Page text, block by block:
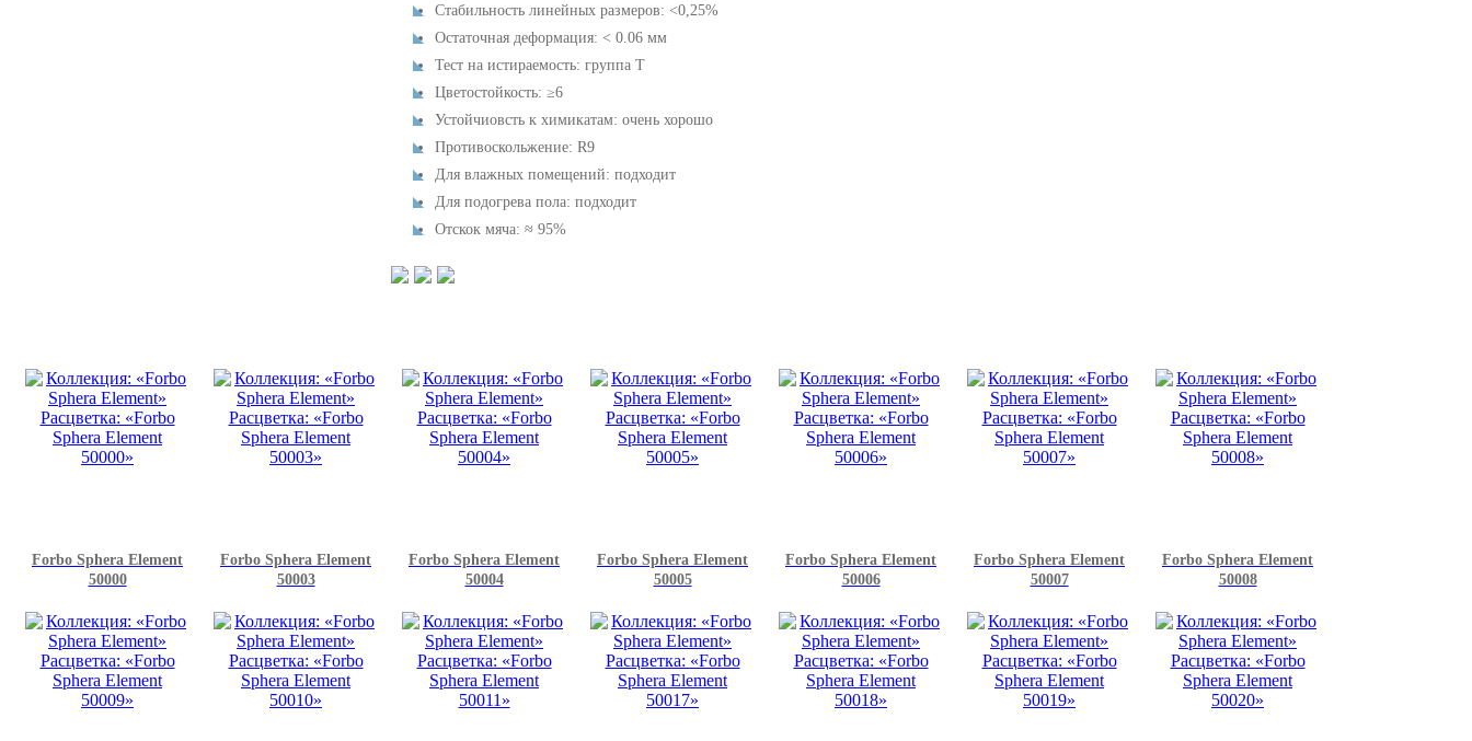
Стабильность линейных размеров: <0,25%
Остаточная деформация: < 0.06 мм
Тест на истираемость: группа T
Цветостойкость: ≥6
Устойчиовсть к химикатам: очень хорошо
Противоскольжение: R9
Для влажных помещений: подходит
Для подогрева пола: подходит
Отскок мяча: ≈ 95%
Forbo Sphera Element
50000
Forbo Sphera Element
50003
Forbo Sphera Element
50004
Forbo Sphera Element
50005
Forbo Sphera Element
50006
Forbo Sphera Element
50007
Forbo Sphera Element
50008